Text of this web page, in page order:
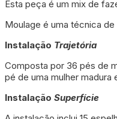
Esta peça é um mix de
Moulage é uma técnica
Instalação Trajetória
Composta por 36 pés de
pé de uma mulher
Instalação Superfície